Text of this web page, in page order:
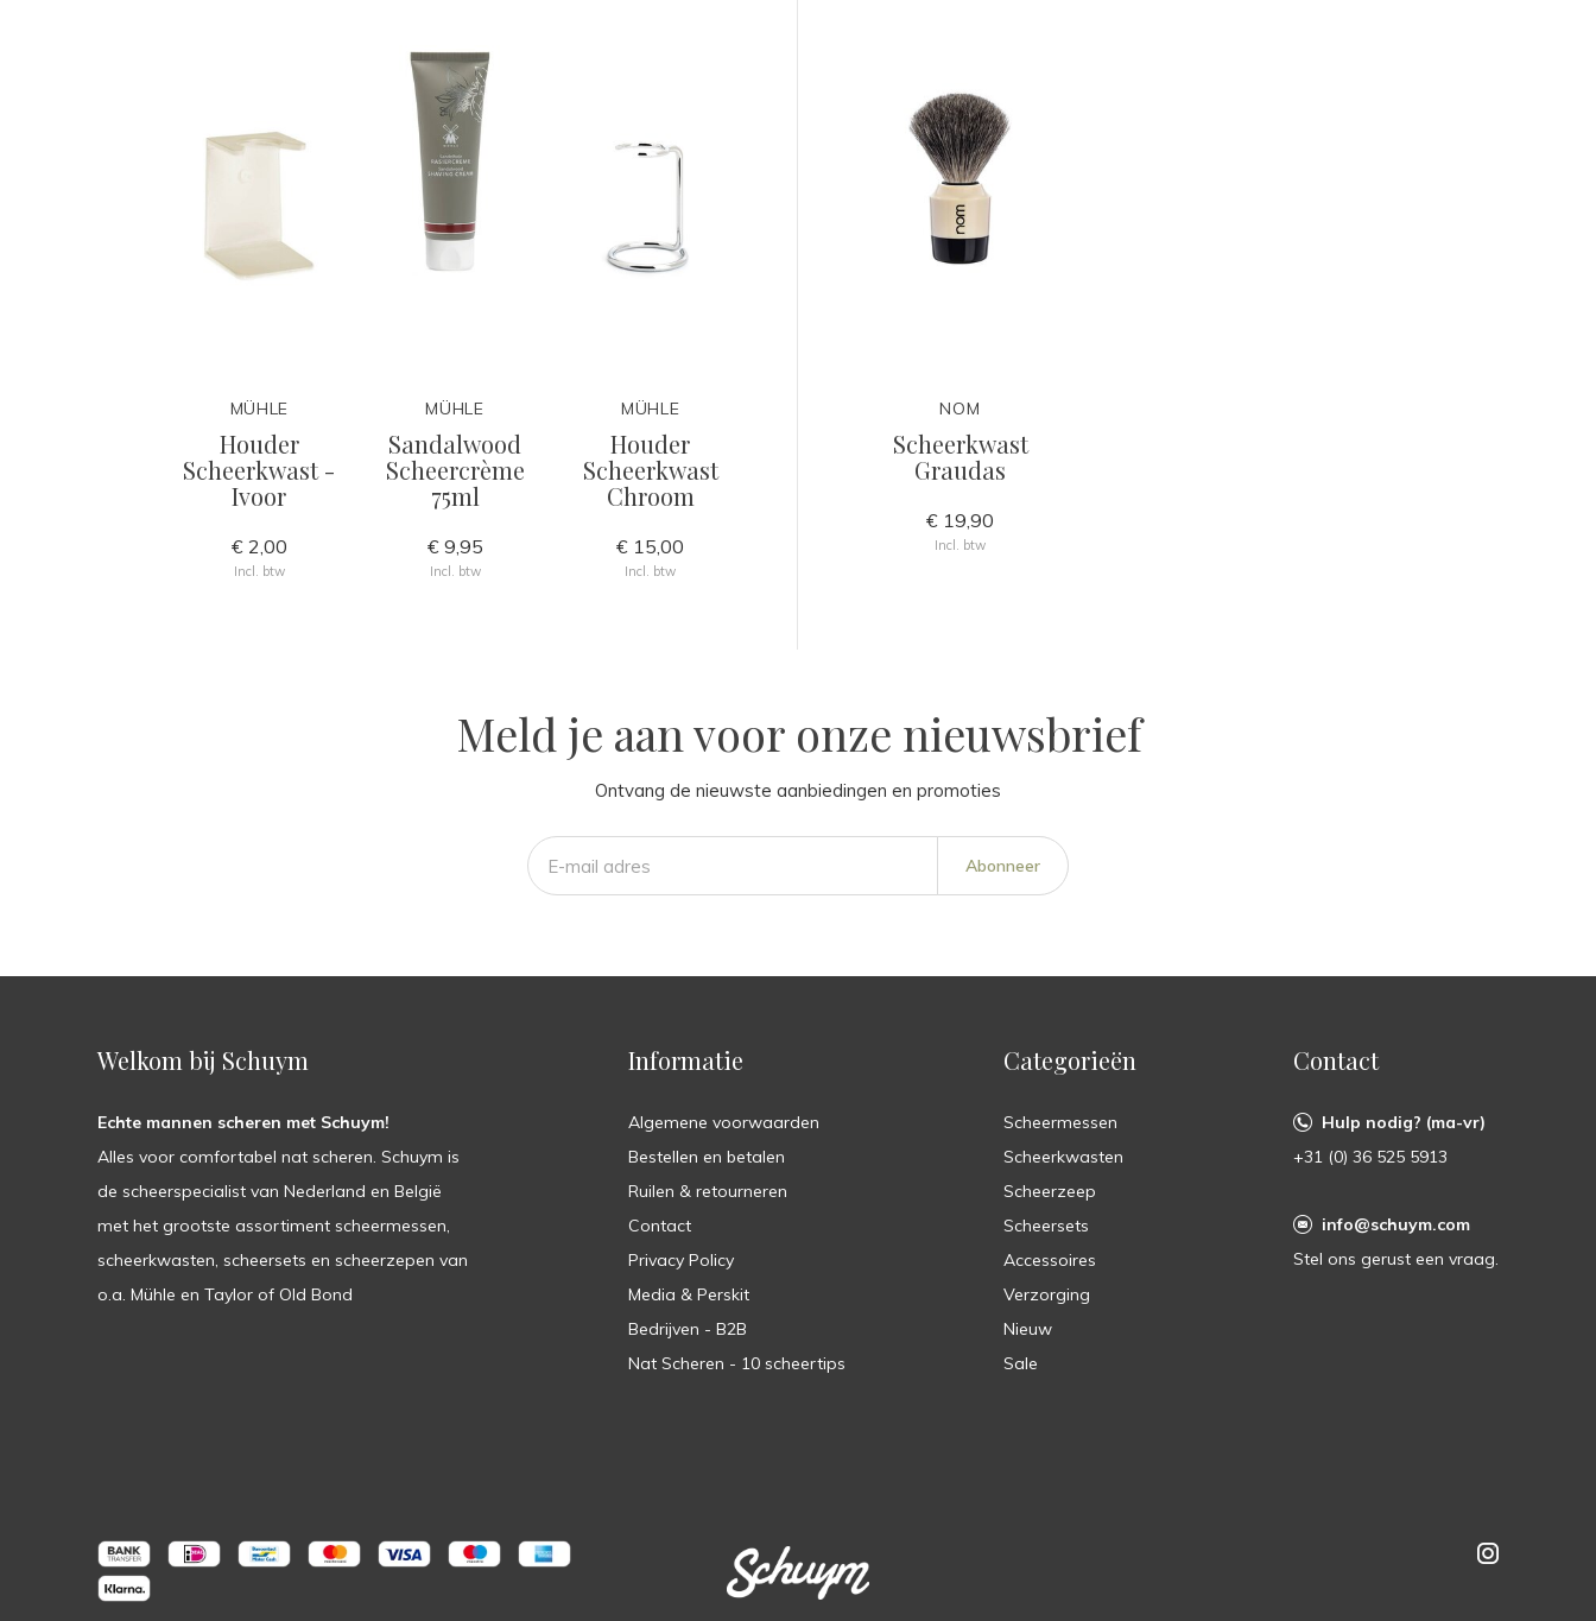
MÜHLE
Houder
Scheerkwast -
Ivoor
€ 2,00
Incl. btw
MÜHLE
Sandalwood
Scheercrème
75ml
€ 9,95
Incl. btw
MÜHLE
Houder
Scheerkwast
Chroom
€ 15,00
Incl. btw
NOM
Scheerkwast
Graudas
€ 19,90
Incl. btw
Meld je aan voor onze nieuwsbrief
Ontvang de nieuwste aanbiedingen en promoties
Abonneer
Welkom bij Schuym
Echte mannen scheren met Schuym!
Alles voor comfortabel nat scheren. Schuym is
de scheerspecialist van Nederland en België
met het grootste assortiment scheermessen,
scheerkwasten, scheersets en scheerzepen van
o.a. Mühle en Taylor of Old Bond
Informatie
Algemene voorwaarden
Bestellen en betalen
Ruilen & retourneren
Contact
Privacy Policy
Media & Perskit
Bedrijven - B2B
Nat Scheren - 10 scheertips
Categorieën
Scheermessen
Scheerkwasten
Scheerzeep
Scheersets
Accessoires
Verzorging
Nieuw
Sale
Contact
Hulp nodig? (ma-vr)
+31 (0) 36 525 5913
info@schuym.com
Stel ons gerust een vraag.